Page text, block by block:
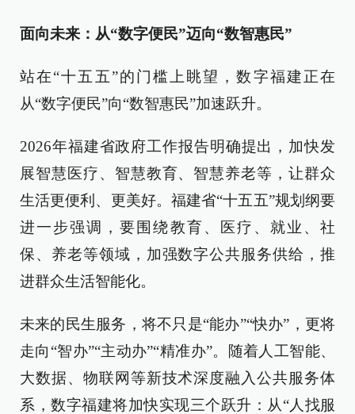
面向未来：从“数字便民”迈向“数智惠民”
站在“十五五”的门槛上眺望，数字福建正在
从“数字便民”向“数智惠民”加速跃升。
2026年福建省政府工作报告明确提出，加快发
展智慧医疗、智慧教育、智慧养老等，让群众
生活更便利、更美好。福建省“十五五”规划纲要
进一步强调，要围绕教育、医疗、就业、社
保、养老等领域，加强数字公共服务供给，推
进群众生活智能化。
未来的民生服务，将不只是“能办”“快办”，更将
走向“智办”“主动办”“精准办”。随着人工智能、
大数据、物联网等新技术深度融入公共服务体
系，数字福建将加快实现三个跃升：从“人找服